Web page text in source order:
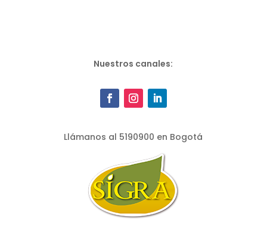
Nuestros canales:
Llámanos al 5190900 en Bogotá